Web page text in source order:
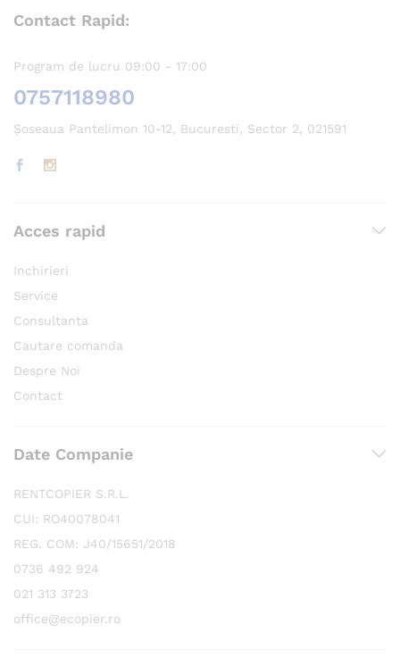
Contact Rapid:
Program de lucru 09:00 - 17:00
0757118980
Șoseaua Pantelimon 10-12, Bucuresti, Sector 2, 021591
Acces rapid
Inchirieri
Service
Consultanta
Cautare comanda
Despre Noi
Contact
Date Companie
RENTCOPIER S.R.L.
CUI: RO40078041
REG. COM: J40/15651/2018
0736 492 924
021 313 3723
office@ecopier.ro